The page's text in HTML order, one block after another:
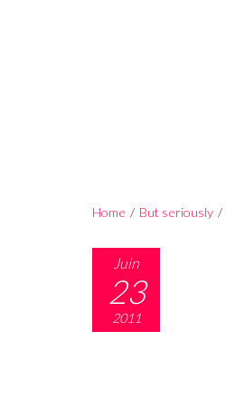
Home / But seriously /
Juin
23
2011